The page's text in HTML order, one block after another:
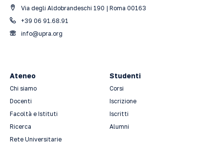
Via degli Aldobrandeschi 190 | Roma 00163
+39 06 91.68.91
info@upra.org
Ateneo
Chi siamo
Docenti
Facoltà e Istituti
Ricerca
Rete Universitarie
Studenti
Corsi
Iscrizione
Iscritti
Alumni